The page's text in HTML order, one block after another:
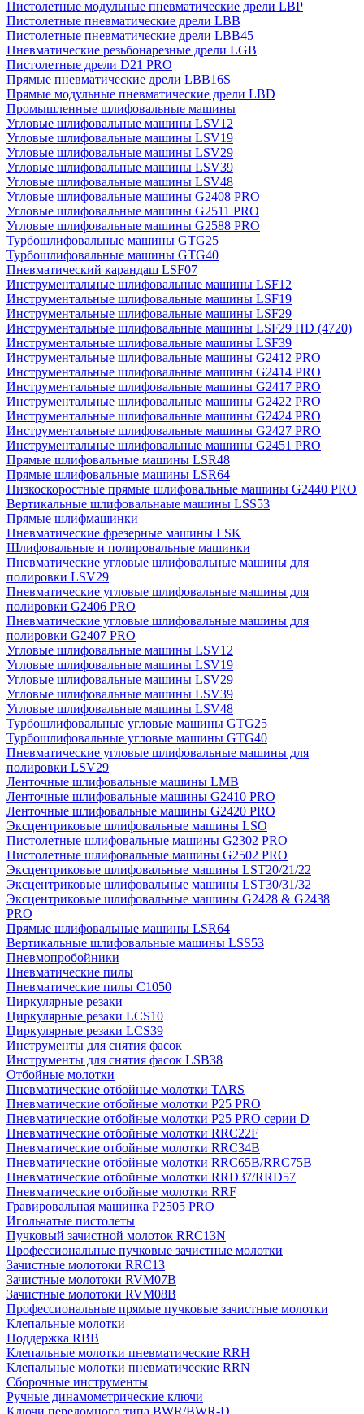
Пистолетные модульные пневматические дрели LBP
Пистолетные пневматические дрели LBB
Пистолетные пневматические дрели LBB45
Пневматические резьбонарезные дрели LGB
Пистолетные дрели D21 PRO
Прямые пневматические дрели LBB16S
Прямые модульные пневматические дрели LBD
Промышленные шлифовальные машины
Угловые шлифовальные машины LSV12
Угловые шлифовальные машины LSV19
Угловые шлифовальные машины LSV29
Угловые шлифовальные машины LSV39
Угловые шлифовальные машины LSV48
Угловые шлифовальные машины G2408 PRO
Угловые шлифовальные машины G2511 PRO
Угловые шлифовальные машины G2588 PRO
Турбошлифовальные машины GTG25
Турбошлифовальные машины GTG40
Пневматический карандаш LSF07
Инструментальные шлифовальные машины LSF12
Инструментальные шлифовальные машины LSF19
Инструментальные шлифовальные машины LSF29
Инструментальные шлифовальные машины LSF29 HD (4720)
Инструментальные шлифовальные машины LSF39
Инструментальные шлифовальные машины G2412 PRO
Инструментальные шлифовальные машины G2414 PRO
Инструментальные шлифовальные машины G2417 PRO
Инструментальные шлифовальные машины G2422 PRO
Инструментальные шлифовальные машины G2424 PRO
Инструментальные шлифовальные машины G2427 PRO
Инструментальные шлифовальные машины G2451 PRO
Прямые шлифовальные машины LSR48
Прямые шлифовальные машины LSR64
Низкоскоростные прямые шлифовальные машины G2440 PRO
Вертикальные шлифовальнаые машины LSS53
Прямые шлифмашинки
Пневматические фрезерные машины LSK
Шлифовальные и полировальные машинки
Пневматические угловые шлифовальные машины для
полировки LSV29
Пневматические угловые шлифовальные машины для
полировки G2406 PRO
Пневматические угловые шлифовальные машины для
полировки G2407 PRO
Угловые шлифовальные машины LSV12
Угловые шлифовальные машины LSV19
Угловые шлифовальные машины LSV29
Угловые шлифовальные машины LSV39
Угловые шлифовальные машины LSV48
Турбошлифовальные угловые машины GTG25
Турбошлифовальные угловые машины GTG40
Пневматические угловые шлифовальные машины для
полировки LSV29
Ленточные шлифовальные машины LMB
Ленточные шлифовальные машины G2410 PRO
Ленточные шлифовальные машины G2420 PRO
Эксцентриковые шлифовальные машины LSO
Пистолетные шлифовальные машины G2302 PRO
Пистолетные шлифовальные машины G2502 PRO
Эксцентриковые шлифовальные машины LST20/21/22
Эксцентриковые шлифовальные машины LST30/31/32
Эксцентриковые шлифовальные машины G2428 & G2438
PRO
Прямые шлифовальные машины LSR64
Вертикальные шлифовальные машины LSS53
Пневмопробойники
Пневматические пилы
Пневматические пилы C1050
Циркулярные резаки
Циркулярные резаки LCS10
Циркулярные резаки LCS39
Инструменты для снятия фасок
Инструменты для снятия фасок LSB38
Отбойные молотки
Пневматические отбойные молотки TARS
Пневматические отбойные молотки P25 PRO
Пневматические отбойные молотки P25 PRO серии D
Пневматические отбойные молотки RRC22F
Пневматические отбойные молотки RRC34B
Пневматические отбойные молотки RRC65B/RRC75B
Пневматические отбойные молотки RRD37/RRD57
Пневматические отбойные молотки RRF
Гравировальная машинка P2505 PRO
Игольчатые пистолеты
Пучковый зачистной молоток RRC13N
Профессиональные пучковые зачистные молотки
Зачистные молотоки RRC13
Зачистные молотоки RVM07B
Зачистные молотоки RVM08B
Профессиональные прямые пучковые зачистные молотки
Клепальные молотки
Поддержка RBB
Клепальные молотки пневматические RRH
Клепальные молотки пневматические RRN
Сборочные инструменты
Ручные динамометрические ключи
Ключи переломного типа BWR/BWR-D